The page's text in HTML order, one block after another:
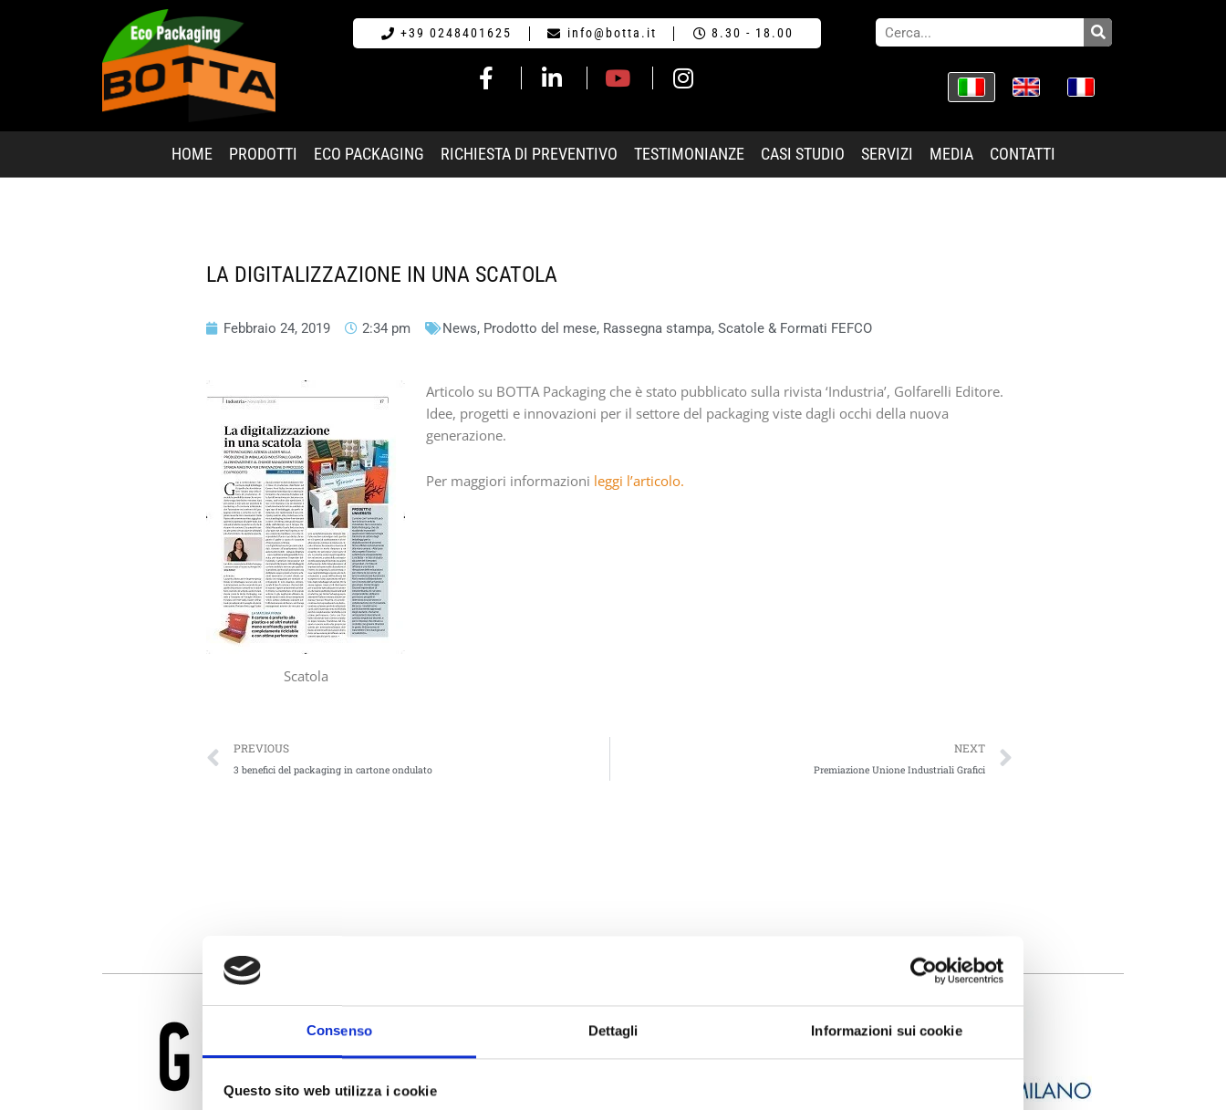
Consenso Dettagli Informazioni sui cookie
Questo sito web utilizza i cookie
+39 0248401625 info@botta.it 8.30 - 18.00
HOME PRODOTTI ECO PACKAGING RICHIESTA DI PREVENTIVO TESTIMONIANZE CASI STUDIO SERVIZI MEDIA CONTATTI
LA DIGITALIZZAZIONE IN UNA SCATOLA
Febbraio 24, 2019 2:34 pm News, Prodotto del mese, Rassegna stampa, Scatole & Formati FEFCO
Scatola
Articolo su BOTTA Packaging che è stato pubblicato sulla rivista ‘Industria’, Golfarelli Editore.
Idee, progetti e innovazioni per il settore del packaging viste dagli occhi della nuova
generazione.
Per maggiori informazioni leggi l’articolo.
PREVIOUS
3 benefici del packaging in cartone ondulato
NEXT
Premiazione Unione Industriali Grafici